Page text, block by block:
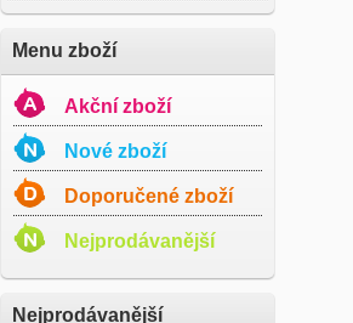
Menu zboží
Akční zboží
Nové zboží
Doporučené zboží
Nejprodávanější
Nejprodávanější